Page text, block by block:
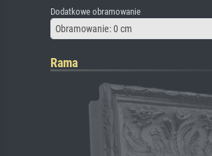
Dodatkowe obramowanie
Obramowanie: 0 cm
Rama